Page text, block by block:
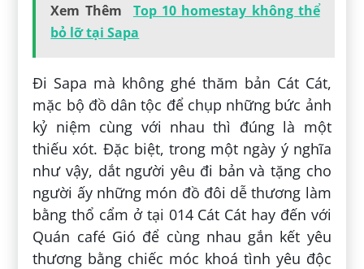
Xem Thêm
Top 10 homestay không thể
bỏ lỡ tại Sapa
Đi Sapa mà không ghé thăm bản Cát Cát,
mặc bộ đồ dân tộc để chụp những bức ảnh
kỷ niệm cùng với nhau thì đúng là một
thiếu xót. Đặc biệt, trong một ngày ý nghĩa
như vậy, dắt người yêu đi bản và tặng cho
người ấy những món đồ đôi dễ thương làm
bằng thổ cẩm ở tại 014 Cát Cát hay đến với
Quán café Gió để cùng nhau gắn kết yêu
thương bằng chiếc móc khoá tình yêu độc